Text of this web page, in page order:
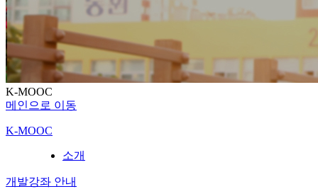
K-MOOC
메인으로 이동
K-MOOC
소개
개발강좌 안내